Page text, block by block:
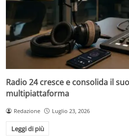
Radio 24 cresce e consolida il
multipiattaforma
Redazione Luglio 23, 2026
Leggi di più